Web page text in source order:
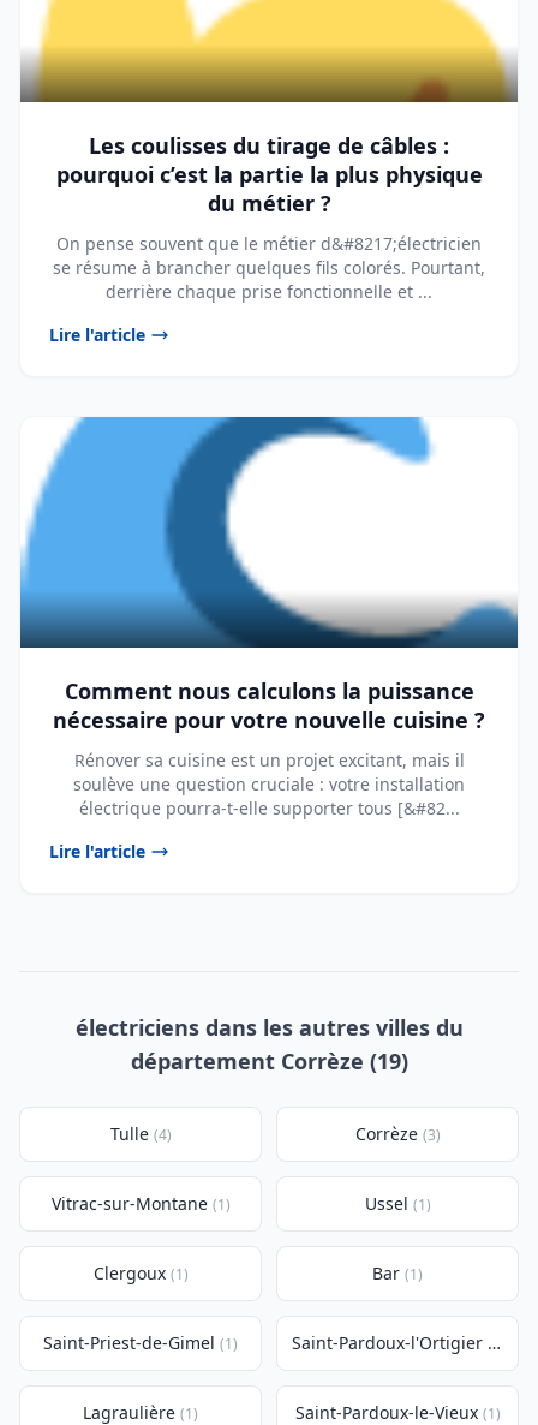
Les coulisses du tirage de câbles :
pourquoi c’est la partie la plus physique
du métier ?
On pense souvent que le métier d&#8217;électricien
se résume à brancher quelques fils colorés. Pourtant,
derrière chaque prise fonctionnelle et ...
Lire l'article
Comment nous calculons la puissance
nécessaire pour votre nouvelle cuisine ?
Rénover sa cuisine est un projet excitant, mais il
soulève une question cruciale : votre installation
électrique pourra-t-elle supporter tous [&#82...
Lire l'article
électriciens dans les autres villes du
département Corrèze (19)
Tulle (4) Corrèze (3)
Vitrac-sur-Montane (1) Ussel (1)
Clergoux (1) Bar (1)
Saint-Priest-de-Gimel (1) Saint-Pardoux-l'Ortigier (1)
Lagraulière (1) Saint-Pardoux-le-Vieux (1)